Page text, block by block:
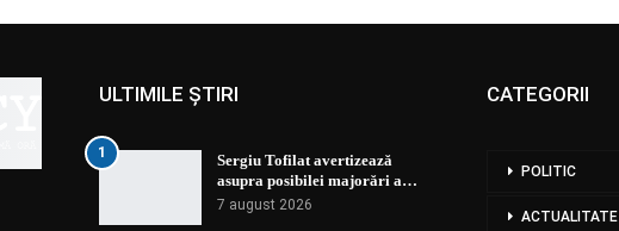
ULTIMILE ȘTIRI
1
Sergiu Tofilat avertizează
asupra posibilei majorări a…
7 august 2026
CATEGORII
POLITIC
ACTUALITATE